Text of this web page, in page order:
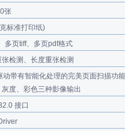
张
标准打印纸)
多页tiff、多页pdf格式
张检测、长度重张检测
动带有智能化处理的完美页面扫描功
度、彩色三种影像输出
接口